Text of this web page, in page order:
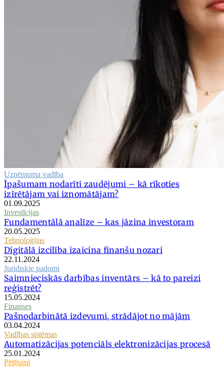
Uzņēmuma vadība
Īpašumam nodarīti zaudējumi – kā rīkoties
izīrētājam vai iznomātājam?
01.09.2025
Investīcijas
Fundamentālā analīze – kas jāzina investoram
20.05.2025
Tehnoloģijas
Digitālā izcilība izaicina finanšu nozari
22.11.2024
Juridiskie padomi
Saimnieciskās darbības inventārs – kā to pareizi
reģistrēt?
15.05.2024
Finanses
Pašnodarbinātā izdevumi, strādājot no mājām
03.04.2024
Vadības sistēmas
Automatizācijas potenciāls elektronizācijas procesā
25.01.2024
Pētījumi